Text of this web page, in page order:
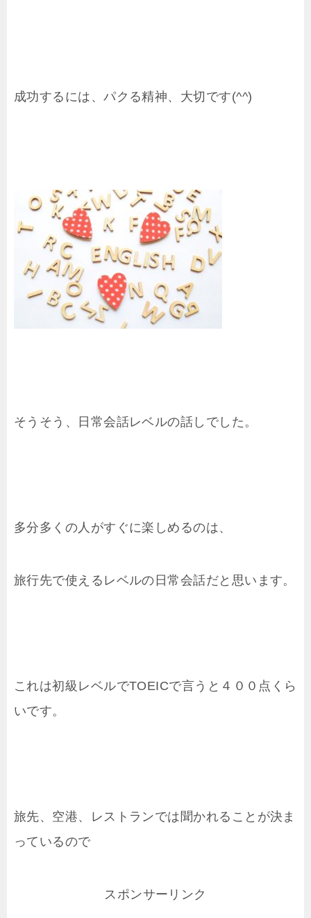
成功するには、パクる精神、大切です(^^)
そうそう、日常会話レベルの話しでした。
多分多くの人がすぐに楽しめるのは、
旅行先で使えるレベルの日常会話だと思います。
これは初級レベルでTOEICで言うと４００点くら
いです。
旅先、空港、レストランでは聞かれることが決ま
っているので
スポンサーリンク